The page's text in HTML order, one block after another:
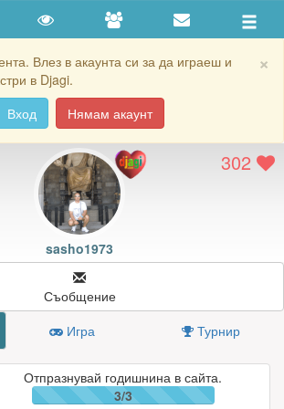
×
Влез в акаунта си за да играеш и
в Djagi.
Вход
Нямам акаунт
игри
302
sasho1973
Съобщение
Игра Турнир
Отпразнувай годишнина в сайта.
3/3